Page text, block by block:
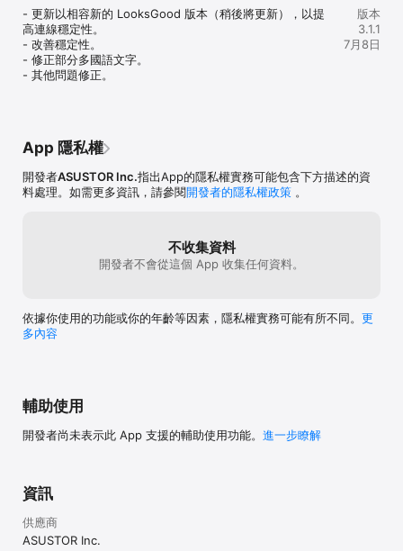
- 更新以相容新的 LooksGood 版本（稍後將更新），以提
高連線穩定性。
- 改善穩定性。
- 修正部分多國語文字。
- 其他問題修正。
版本
3.1.1
7月8日
App 隱私權
開發者ASUSTOR Inc.指出App的隱私權實務可能包含下方描述的資
料處理。如需更多資訊，請參閱開發者的隱私權政策 。
不收集資料
開發者不會從這個 App 收集任何資料。
依據你使用的功能或你的年齡等因素，隱私權實務可能有所不同。 更
多內容
輔助使用
開發者尚未表示此 App 支援的輔助使用功能。 進一步瞭解
資訊
供應商
ASUSTOR Inc.